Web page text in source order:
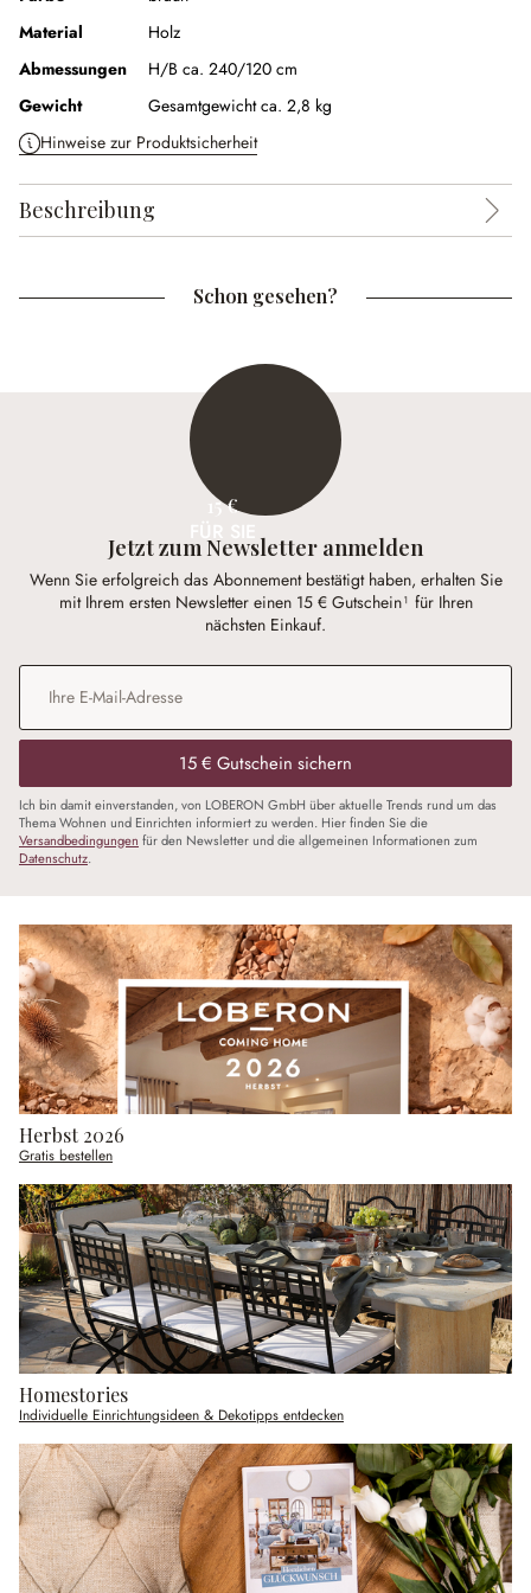
Material
Holz
Abmessungen
H/B ca. 240/120 cm
Gewicht
Gesamtgewicht ca. 2,8 kg
Hinweise zur Produktsicherheit
Beschreibung
Schon gesehen?
15 €
Jetzt zum Newsletter anmelden
Wenn Sie erfolgreich das Abonnement bestätigt haben, erhalten Sie
mit Ihrem ersten Newsletter einen 15 € Gutschein¹ für Ihren
nächsten Einkauf.
E-Mail-Adresse
15 € Gutschein sichern
Ich bin damit einverstanden, von LOBERON GmbH über aktuelle Trends rund um das
Thema Wohnen und Einrichten informiert zu werden. Hier finden Sie die
Versandbedingungen für den Newsletter und die allgemeinen Informationen zum
Datenschutz.
Herbst 2026
Gratis bestellen
Homestories
Individuelle Einrichtungsideen & Dekotipps entdecken